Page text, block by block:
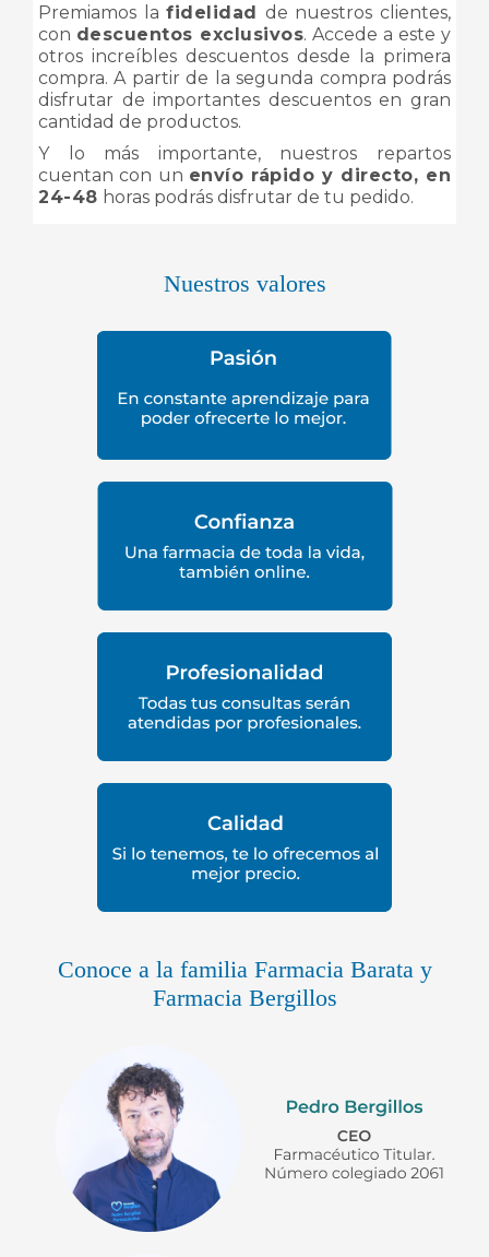
Premiamos lafidelidad de nuestros clientes,
con descuentos exclusivos. Accede a este y
otros increíbles descuentos desde la primera
compra. A partir de la segunda compra podrás
disfrutar de importantes descuentos en gran
cantidad de productos.
Y lo más importante, nuestros repartos
cuentan con un envío rápido y directo, en
24-48 horas podrás disfrutar de tu pedido.
Nuestros valores
Conoce a la familia Farmacia Barata y
Farmacia Bergillos​